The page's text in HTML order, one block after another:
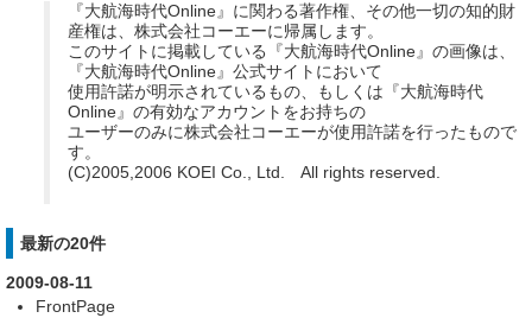
『大航海時代Online』に関わる著作権、その他一切の知的財
産権は、株式会社コーエーに帰属します。
このサイトに掲載している『大航海時代Online』の画像は、
『大航海時代Online』公式サイトにおいて
使用許諾が明示されているもの、もしくは『大航海時代
Online』の有効なアカウントをお持ちの
ユーザーのみに株式会社コーエーが使用許諾を行ったもので
す。
(C)2005,2006 KOEI Co., Ltd. All rights reserved.
最新の20件
2009-08-11
FrontPage